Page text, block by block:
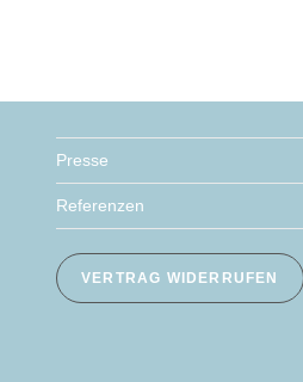
Presse
Referenzen
VERTRAG WIDERRUFEN